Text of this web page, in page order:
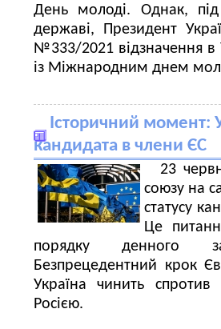
День молоді. Однак,
державі, Президент
№333/2021 відзначення в
із Міжнародним днем
Історичний момент:
кандидата в члени ЄС
23
союзу на
статусу
Це
порядку денного
Безпрецедентний крок
Україна чинить спротив
Росією.